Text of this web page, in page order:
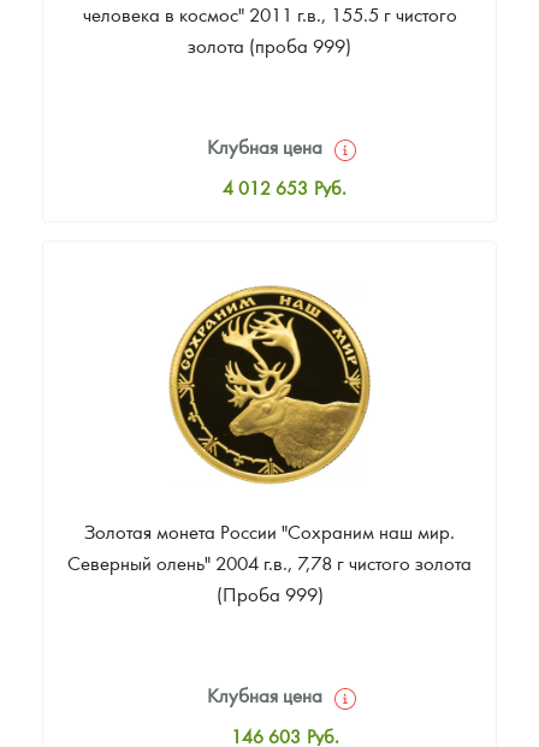
человека в космос" 2011 г.в., 155.5 г чистого
золота (проба 999)
Клубная цена
4 012 653 Руб.
Цена выкупа
Звоните
Золотая монета России "Сохраним наш мир.
Северный олень" 2004 г.в., 7,78 г чистого золота
(Проба 999)
Клубная цена
146 603 Руб.